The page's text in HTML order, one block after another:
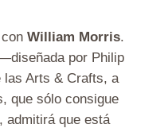
William Morris.
por Philip
las Arts & Crafts, a
que sólo consigue
admitirá que está